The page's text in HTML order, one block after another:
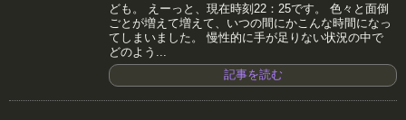
ども。 えーっと、現在時刻22：25です。 色々と面倒
ごとが増えて増えて、いつの間にかこんな時間になっ
てしまいました。 慢性的に手が足りない状況の中で
どのよう...
記事を読む